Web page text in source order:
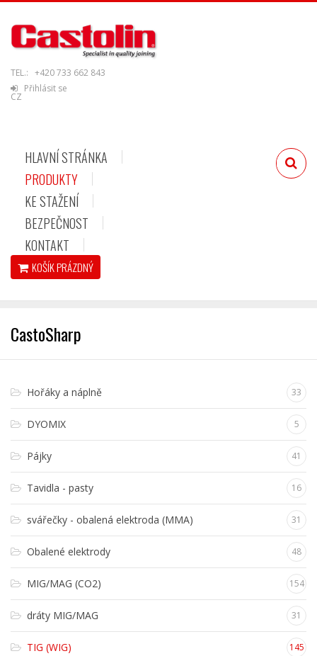
TEL.: +420 733 662 843
Přihlásit se
CZ
HLAVNÍ STRÁNKA
PRODUKTY
KE STAŽENÍ
BEZPEČNOST
KONTAKT
KOŠÍKPRÁZDNÝ
CastoSharp
Hořáky a náplně 33
DYOMIX 5
Pájky 41
Tavidla - pasty 16
svářečky - obalená elektroda (MMA) 31
Obalené elektrody 48
MIG/MAG (CO2) 154
dráty MIG/MAG 31
TIG (WIG) 145